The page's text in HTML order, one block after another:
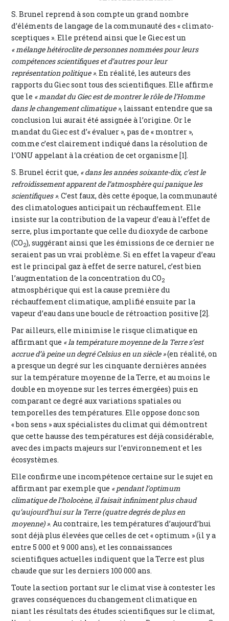
S. Brunel reprend à son compte un grand nombre
d’éléments de langage de la communauté des « climato-
sceptiques ». Elle prétend ainsi que le Giec est un
« mélange hétéroclite de personnes nommées pour leurs
compétences scientifiques et d’autres pour leur
représentation politique ». En réalité, les auteurs des
rapports du Giec sont tous des scientifiques. Elle affirme
que le « mandat du Giec est de montrer le rôle de l’Homme
dans le changement climatique », laissant entendre que sa
conclusion lui aurait été assignée à l’origine. Or le
mandat du Giec est d’« évaluer », pas de « montrer »,
comme c’est clairement indiqué dans la résolution de
l’ONU appelant à la création de cet organisme [1].
S. Brunel écrit que, « dans les années soixante-dix, c’est le
refroidissement apparent de l’atmosphère qui panique les
scientifiques ». C’est faux, dès cette époque, la communauté
des climatologues anticipait un réchauffement. Elle
insiste sur la contribution de la vapeur d’eau à l’effet de
serre, plus importante que celle du dioxyde de carbone
(CO2), suggérant ainsi que les émissions de ce dernier ne
seraient pas un vrai problème. Si en effet la vapeur d’eau
est le principal gaz à effet de serre naturel, c’est bien
l’augmentation de la concentration du CO2
atmosphérique qui est la cause première du
réchauffement climatique, amplifié ensuite par la
vapeur d’eau dans une boucle de rétroaction positive [2].
Par ailleurs, elle minimise le risque climatique en
affirmant que « la température moyenne de la Terre s’est
accrue d’à peine un degré Celsius en un siècle »(en réalité, on
a presque un degré sur les cinquante dernières années
sur la température moyenne de la Terre, et au moins le
double en moyenne sur les terres émergées) puis en
comparant ce degré aux variations spatiales ou
temporelles des températures. Elle oppose donc son
« bon sens » aux spécialistes du climat qui démontrent
que cette hausse des températures est déjà considérable,
avec des impacts majeurs sur l’environnement et les
écosystèmes.
Elle confirme une incompétence certaine sur le sujet en
affirmant par exemple que « pendant l’optimum
climatique de l’holocène, il faisait infiniment plus chaud
qu’aujourd’hui sur la Terre (quatre degrés de plus en
moyenne) ». Au contraire, les températures d’aujourd’hui
sont déjà plus élevées que celles de cet « optimum » (il y a
entre 5 000 et 9 000 ans), et les connaissances
scientifiques actuelles indiquent que la Terre est plus
chaude que sur les derniers 100 000 ans.
Toute la section portant sur le climat vise à contester les
graves conséquences du changement climatique en
niant les résultats des études scientifiques sur le climat,